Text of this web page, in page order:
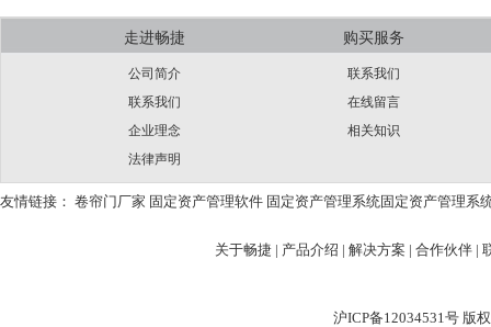
走进畅捷
公司简介
联系我们
企业理念
法律声明
购买服务
联系我们
在线留言
相关知识
友情链接： 卷帘门厂家 固定资产管理软件 固定资产管理系统固定资产管理系
关于畅捷 | 产品介绍 | 解决方案 | 合作伙伴 |
沪ICP备12034531号 版